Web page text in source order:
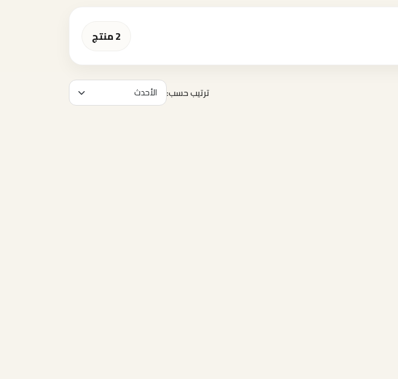
2 منتج
ترتيب حسب: